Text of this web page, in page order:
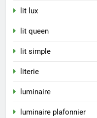
lit lux
lit queen
lit simple
literie
luminaire
luminaire plafonnier